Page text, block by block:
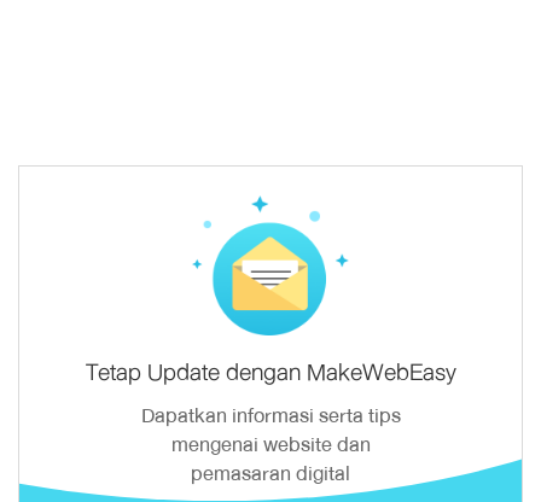
Tetap Update dengan MakeWebEasy
Dapatkan informasi serta tips
mengenai website dan
pemasaran digital